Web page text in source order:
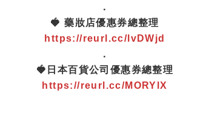
．
🍓 藥妝店優惠券總整理
https://reurl.cc/lvDWjd
．
🍓日本百貨公司優惠券總整理
https://reurl.cc/MORYlX